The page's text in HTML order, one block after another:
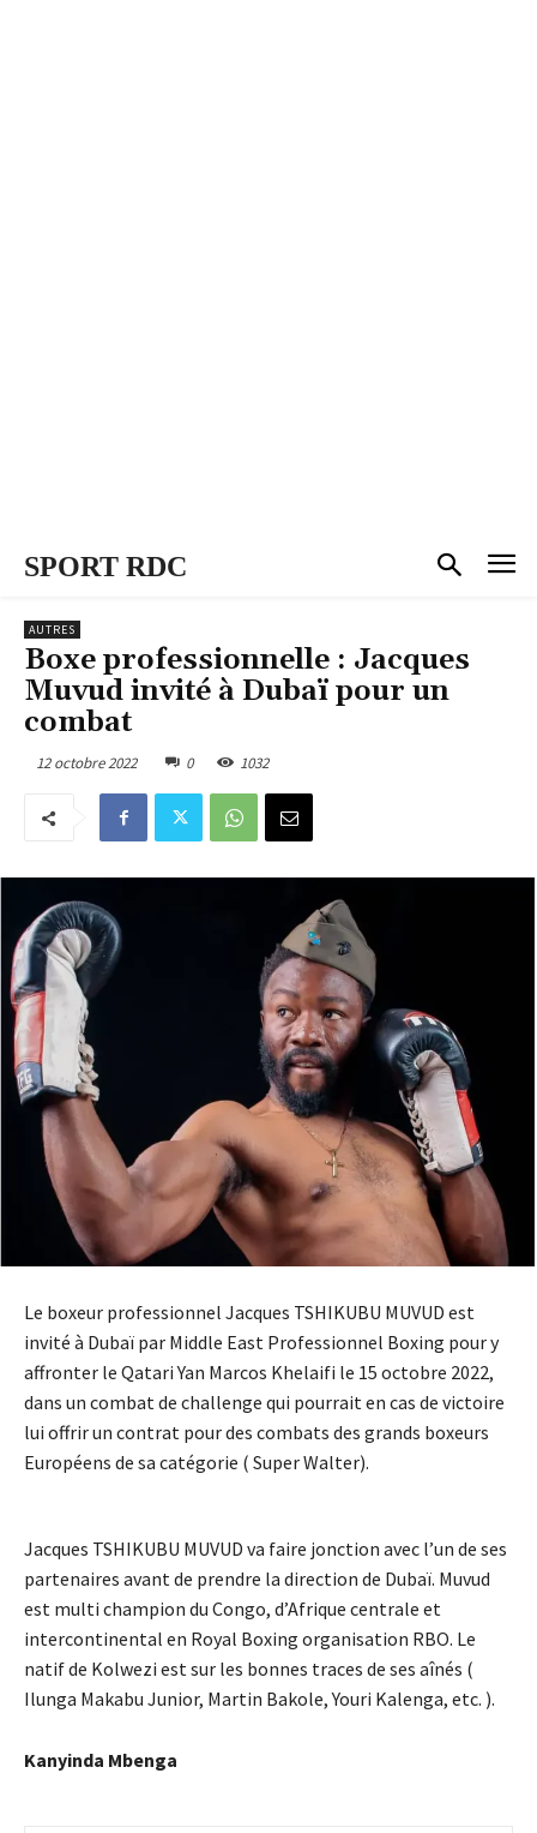
SPORT RDC
AUTRES
Boxe professionnelle : Jacques
Muvud invité à Dubaï pour un
combat
12 octobre 2022 0 1032
Le boxeur professionnel Jacques TSHIKUBU MUVUD est
invité à Dubaï par Middle East Professionnel Boxing pour y
affronter le Qatari Yan Marcos Khelaifi le 15 octobre 2022,
dans un combat de challenge qui pourrait en cas de victoire
lui offrir un contrat pour des combats des grands boxeurs
Européens de sa catégorie ( Super Walter).
Jacques TSHIKUBU MUVUD va faire jonction avec l’un de ses
partenaires avant de prendre la direction de Dubaï. Muvud
est multi champion du Congo, d’Afrique centrale et
intercontinental en Royal Boxing organisation RBO. Le
natif de Kolwezi est sur les bonnes traces de ses aînés (
Ilunga Makabu Junior, Martin Bakole, Youri Kalenga, etc. ).
Kanyinda Mbenga